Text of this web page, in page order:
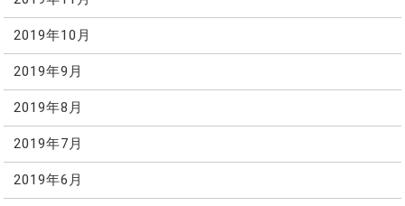
2019年10月
2019年9月
2019年8月
2019年7月
2019年6月